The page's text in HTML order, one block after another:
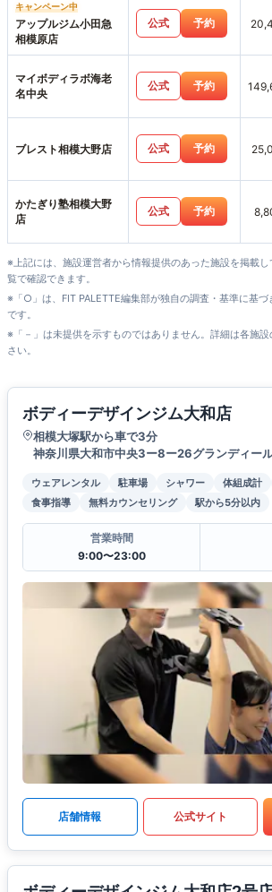
キャンペーン中
アップルジム小田急
相模原店
公式 予約
マイボディラボ海老
名中央
公式 予約
ブレスト相模大野店 公式 予約
かたぎり塾相模大野
店
公式 予約
※上記には、施設運営者から情報提供のあった施設を掲載
覧で確認できます。
※「○」は、FIT PALETTE編集部が独自の調査・基準に基づ
です。
※「－」は未提供を示すものではありません。詳細は各施
さい。
ボディーデザインジム大和店
相模大塚駅から車で3分
神奈川県大和市中央3ー8ー26グランディー
ウェアレンタル 駐車場 シャワー 体組成計
食事指導
無料カウンセリング 駅から5分以内
営業時間
9:00〜23:00
店舗情報 公式サイト